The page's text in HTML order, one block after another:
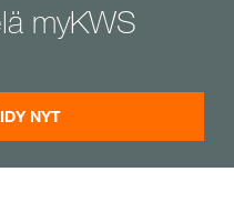
myKWS
NYT